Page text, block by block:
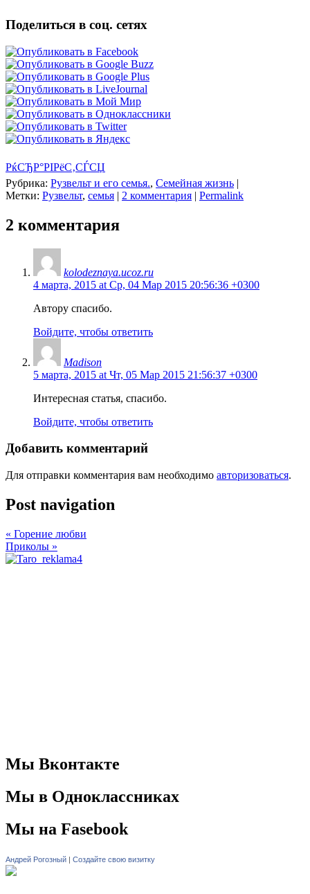
Поделиться в соц. сетях
РќСЂР°РІРёС‚СЃСЏ
Рубрика: Рузвельт и его семья., Семейная жизнь |
Метки: Рузвельт, семья | 2 комментария | Permalink
2 комментария
kolodeznaya.ucoz.ru
4 марта, 2015 at Ср, 04 Мар 2015 20:56:36 +0300
Автору спасибо.
Войдите, чтобы ответить
Madison
5 марта, 2015 at Чт, 05 Мар 2015 21:56:37 +0300
Интересная статья, спасибо.
Войдите, чтобы ответить
Добавить комментарий
Для отправки комментария вам необходимо авторизоваться.
Post navigation
« Горение любви
Приколы »
Мы Вконтакте
Мы в Одноклассниках
Мы на Fasebook
Андрей Рогозный | Создайте свою визитку